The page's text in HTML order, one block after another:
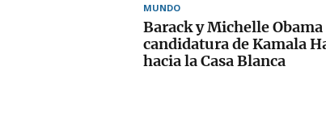
MUNDO
Barack y Michelle
candidatura de Kamala
hacia la Casa Blanca